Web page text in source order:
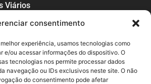
consentimento
experiência, usamos tecnologias como
e/ou acessar informações do dispositivo. O
tecnologias nos permite processar dados
navegação ou IDs exclusivos neste site. O não
do consentimento pode afetar
Viários
a Lance